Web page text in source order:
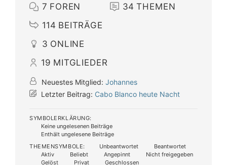
7 FOREN 34 THEMEN
114 BEITRÄGE
3 ONLINE
19 MITGLIEDER
Neuestes Mitglied: Johannes
Letzter Beitrag: Cabo Blanco heute Nacht
SYMBOLERKLÄRUNG:
Keine ungelesenen Beiträge
Enthält ungelesene Beiträge
THEMENSYMBOLE:
Unbeantwortet
Beantwortet
Aktiv
Beliebt Angepinnt
Nicht freigegeben
Gelöst
Privat Geschlossen